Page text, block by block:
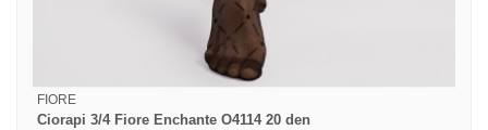
FIORE
Ciorapi 3/4 Fiore Enchante O4114 20 den